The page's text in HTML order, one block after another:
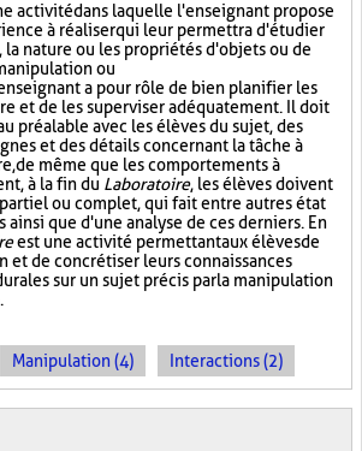
activité dans laquelle l'enseignant propose
à réaliser qui leur permettra d'étudier
la nature ou les propriétés d'objets ou de
ou
a pour rôle de bien planifier les
et de les superviser adéquatement. Il doit
préalable avec les élèves du sujet, des
et des détails concernant la tâche à
de même que les comportements à
à la fin du Laboratoire, les élèves doivent
ou complet, qui fait entre autres état
ainsi que d'une analyse de ces derniers. En
est une activité permettant aux élèves de
et de concrétiser leurs connaissances
sur un sujet précis par la manipulation
Manipulation (4) Interactions (2)